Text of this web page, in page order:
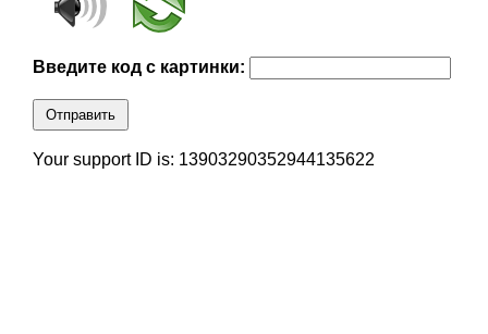
Введите код с картинки:
Отправить
Your support ID is: 13903290352944135622